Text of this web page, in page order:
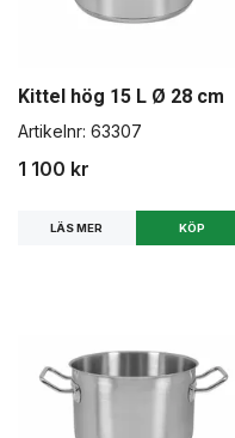
Kittel hög 15 L Ø 28 cm
Artikelnr: 63307
1 100 kr
LÄS MER